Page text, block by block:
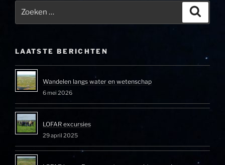
LAATSTE BERICHTEN
Wandelen langs water en wetenschap
6 mei 2026
LOFAR excursies
29 april 2025